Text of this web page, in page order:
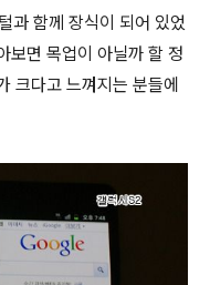
과 함께 장식이 되어 있었
보면 목업이 아닐까 할 정
크다고 느껴지는 분들에